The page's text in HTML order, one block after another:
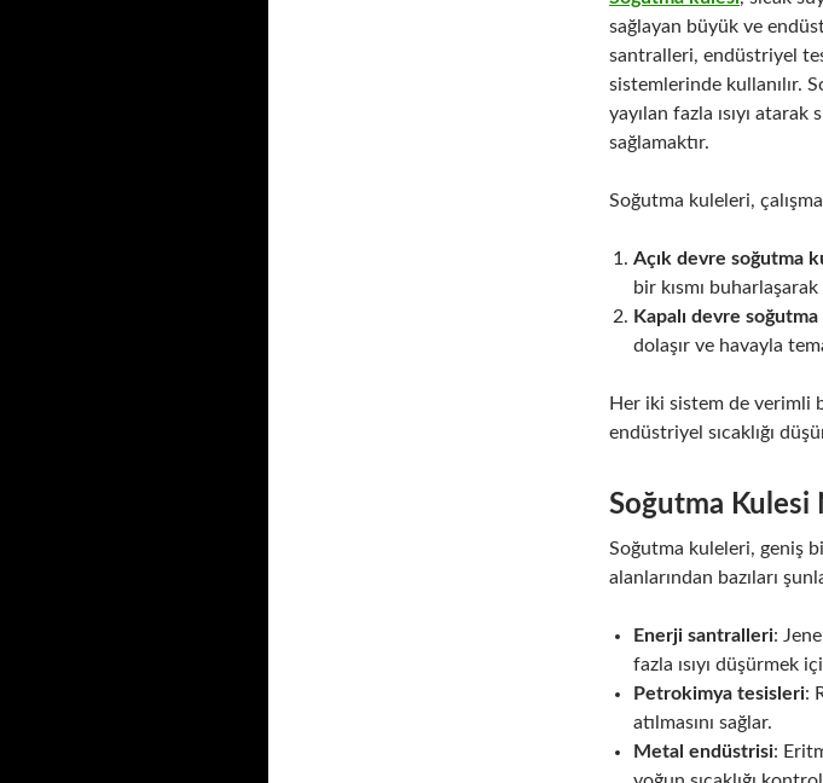
sağlayan büyük ve
santralleri, endüstriyel
sistemlerinde kullanılır.
yayılan fazla ısıyı atarak
sağlamaktır.
Soğutma kuleleri,
Açık devre soğutma
bir kısmı
Kapalı devre
dolaşır ve havayla
Her iki sistem de verimli
endüstriyel sıcaklığı
Soğutma Kulesi
Soğutma kuleleri, geniş
alanlarından bazıları
Enerji santralleri:
fazla ısıyı düşürmek
Petrokimya tesisleri:
atılmasını sağlar.
Metal endüstrisi: